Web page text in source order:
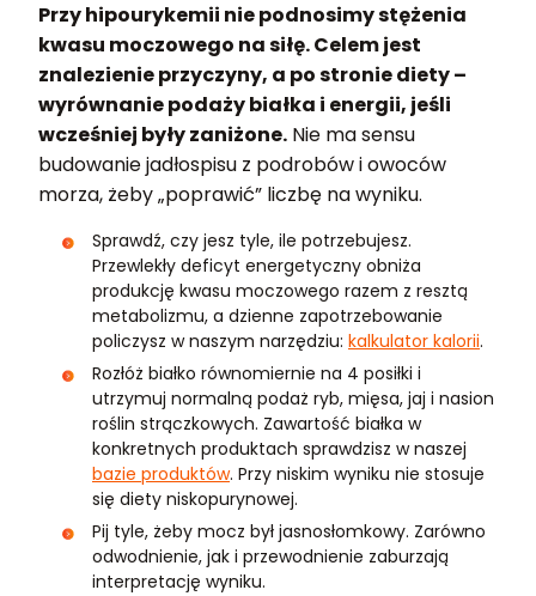
Przy hipourykemii nie podnosimy stężenia
kwasu moczowego na siłę. Celem jest
znalezienie przyczyny, a po stronie diety –
wyrównanie podaży białka i energii, jeśli
wcześniej były zaniżone. Nie ma sensu
budowanie jadłospisu z podrobów i owoców
morza, żeby „poprawić” liczbę na wyniku.
Sprawdź, czy jesz tyle, ile potrzebujesz.
Przewlekły deficyt energetyczny obniża
produkcję kwasu moczowego razem z resztą
metabolizmu, a dzienne zapotrzebowanie
policzysz w naszym narzędziu: kalkulator kalorii.
Rozłóż białko równomiernie na 4 posiłki i
utrzymuj normalną podaż ryb, mięsa, jaj i nasion
roślin strączkowych. Zawartość białka w
konkretnych produktach sprawdzisz w naszej
bazie produktów. Przy niskim wyniku nie stosuje
się diety niskopurynowej.
Pij tyle, żeby mocz był jasnosłomkowy. Zarówno
odwodnienie, jak i przewodnienie zaburzają
interpretację wyniku.